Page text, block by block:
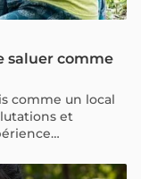
saluer comme
comme un local
et